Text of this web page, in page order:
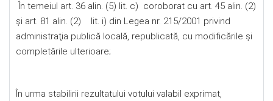
În temeiul art. 36 alin. (5) lit. c) coroborat cu art. 45 alin. (2)
și art. 81 alin. (2) lit. i) din Legea nr. 215/2001 privind
administraţia publică locală, republicată, cu modificările şi
completările ulterioare;
În urma stabilirii rezultatului votului valabil exprimat,